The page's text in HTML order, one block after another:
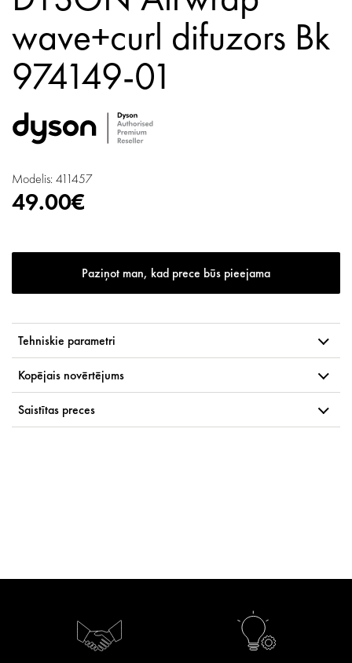
wave+curl difuzors Bk
974149-01
Modelis: 411457
49.00€
Paziņot man, kad prece būs pieejama
Tehniskie parametri
Kopējais novērtējums
Saistītas preces